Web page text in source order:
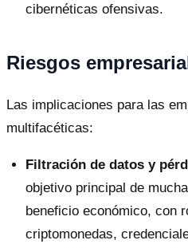
cibernéticas ofensivas.
Riesgos
Las implicaciones para las
multifacéticas:
Filtración de datos y
objetivo principal de
beneficio económico, con
criptomonedas,